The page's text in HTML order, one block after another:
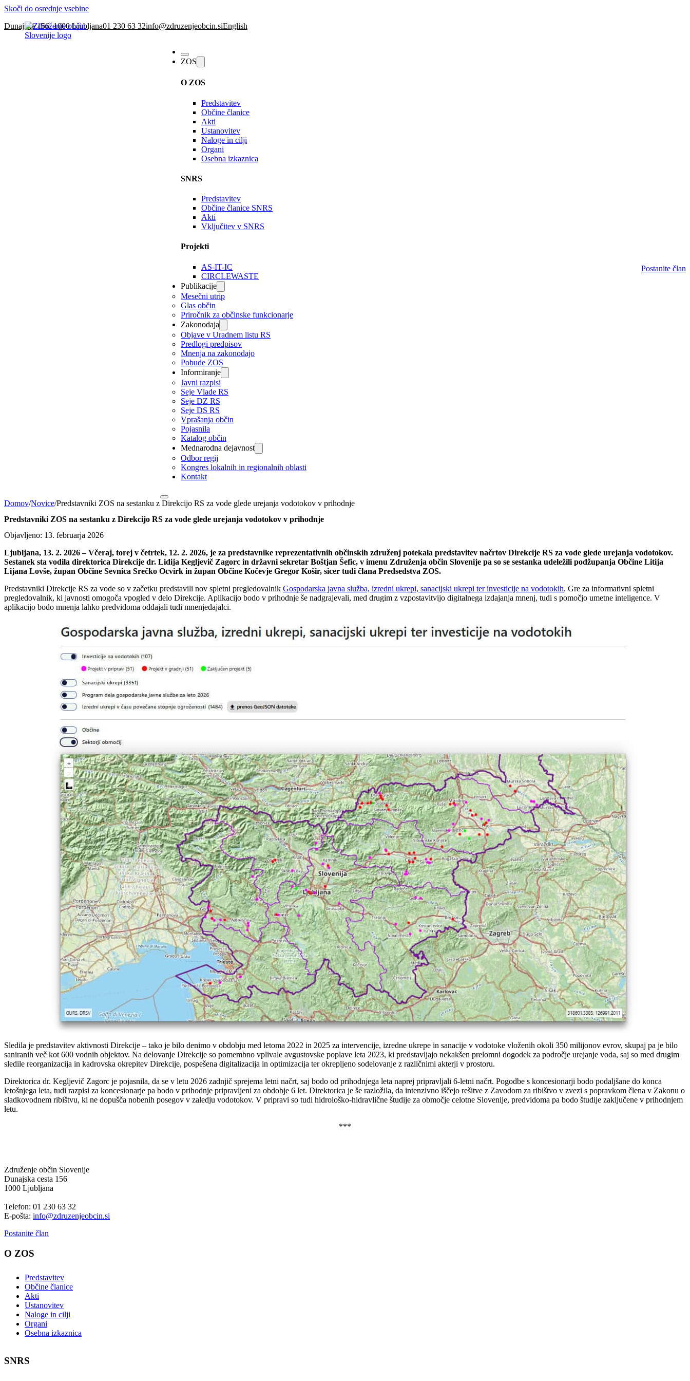
Skoči do osrednje vsebine
Dunajska 156, 1000 Ljubljana01 230 63 32info@zdruzenjeobcin.siEnglish
ZOS
O ZOS
Predstavitev
Občine članice
Akti
Ustanovitev
Naloge in cilji
Organi
Osebna izkaznica
SNRS
Predstavitev
Občine članice SNRS
Akti
Vključitev v SNRS
Projekti
AS-IT-IC
CIRCLEWASTE
Publikacije
Mesečni utrip
Glas občin
Priročnik za občinske funkcionarje
Zakonodaja
Objave v Uradnem listu RS
Predlogi predpisov
Mnenja na zakonodajo
Pobude ZOS
Informiranje
Javni razpisi
Seje Vlade RS
Seje DZ RS
Seje DS RS
Vprašanja občin
Pojasnila
Katalog občin
Mednarodna dejavnost
Odbor regij
Kongres lokalnih in regionalnih oblasti
Kontakt
Postanite član
Domov/Novice/Predstavniki ZOS na sestanku z Direkcijo RS za vode glede urejanja vodotokov v prihodnje
Predstavniki ZOS na sestanku z Direkcijo RS za vode glede urejanja vodotokov v prihodnje
Objavljeno: 13. februarja 2026
Ljubljana, 13. 2. 2026 – Včeraj, torej v četrtek, 12. 2. 2026, je za predstavnike reprezentativnih občinskih združenj potekala predstavitev načrtov Direkcije RS za vode glede urejanja vodotokov.
Sestanek sta vodila direktorica Direkcije dr. Lidija Kegljevič Zagorc in državni sekretar Boštjan Šefic, v imenu Združenja občin Slovenije pa so se sestanka udeležili podžupanja Občine Litija
Lijana Lovše, župan Občine Sevnica Srečko Ocvirk in župan Občine Kočevje Gregor Košir, sicer tudi člana Predsedstva ZOS.
Predstavniki Direkcije RS za vode so v začetku predstavili nov spletni pregledovalnik Gospodarska javna služba, izredni ukrepi, sanacijski ukrepi ter investicije na vodotokih. Gre za informativni spletni
pregledovalnik, ki javnosti omogoča vpogled v delo Direkcije. Aplikacijo bodo v prihodnje še nadgrajevali, med drugim z vzpostavitvijo digitalnega izdajanja mnenj, tudi s pomočjo umetne inteligence. V
aplikacijo bodo mnenja lahko predvidoma oddajali tudi mnenjedajalci.
Sledila je predstavitev aktivnosti Direkcije – tako je bilo denimo v obdobju med letoma 2022 in 2025 za intervencije, izredne ukrepe in sanacije v vodotoke vloženih okoli 350 milijonov evrov, skupaj pa je bilo
saniranih več kot 600 vodnih objektov. Na delovanje Direkcije so pomembno vplivale avgustovske poplave leta 2023, ki predstavljajo nekakšen prelomni dogodek za področje urejanje voda, saj so med drugim
sledile reorganizacija in kadrovska okrepitev Direkcije, pospešena digitalizacija in optimizacija ter okrepljeno sodelovanje z različnimi akterji v prostoru.
Direktorica dr. Kegljevič Zagorc je pojasnila, da se v letu 2026 zadnjič sprejema letni načrt, saj bodo od prihodnjega leta naprej pripravljali 6-letni načrt. Pogodbe s koncesionarji bodo podaljšane do konca
letošnjega leta, tudi razpisi za koncesionarje pa bodo v prihodnje pripravljeni za obdobje 6 let. Direktorica je še razložila, da intenzivno iščejo rešitve z Zavodom za ribištvo v zvezi s popravkom člena v Zakonu o
sladkovodnem ribištvu, ki ne dopušča nobenih posegov v zaledju vodotokov. V pripravi so tudi hidrološko-hidravlične študije za območje celotne Slovenije, predvidoma pa bodo študije zaključene v prihodnjem
letu.
***
Združenje občin Slovenije
Dunajska cesta 156
1000 Ljubljana
Telefon: 01 230 63 32
E-pošta: info@zdruzenjeobcin.si
Postanite član
O ZOS
Predstavitev
Občine članice
Akti
Ustanovitev
Naloge in cilji
Organi
Osebna izkaznica
SNRS